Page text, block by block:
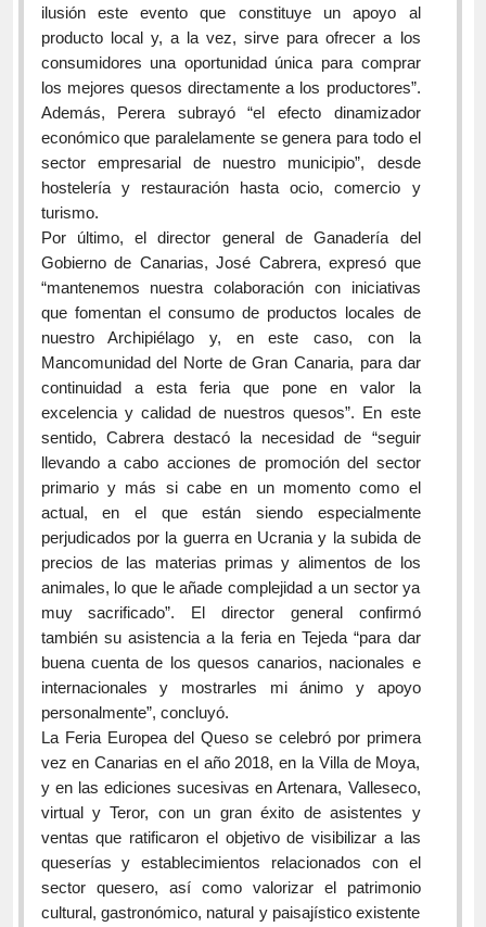
ilusión este evento que constituye un apoyo al
producto local y, a la vez, sirve para ofrecer a los
consumidores una oportunidad única para comprar
los mejores quesos directamente a los productores”.
Además, Perera subrayó “el efecto dinamizador
económico que paralelamente se genera para todo el
sector empresarial de nuestro municipio”, desde
hostelería y restauración hasta ocio, comercio y
turismo.
Por último, el director general de Ganadería del
Gobierno de Canarias, José Cabrera, expresó que
“mantenemos nuestra colaboración con iniciativas
que fomentan el consumo de productos locales de
nuestro Archipiélago y, en este caso, con la
Mancomunidad del Norte de Gran Canaria, para dar
continuidad a esta feria que pone en valor la
excelencia y calidad de nuestros quesos”. En este
sentido, Cabrera destacó la necesidad de “seguir
llevando a cabo acciones de promoción del sector
primario y más si cabe en un momento como el
actual, en el que están siendo especialmente
perjudicados por la guerra en Ucrania y la subida de
precios de las materias primas y alimentos de los
animales, lo que le añade complejidad a un sector ya
muy sacrificado”. El director general confirmó
también su asistencia a la feria en Tejeda “para dar
buena cuenta de los quesos canarios, nacionales e
internacionales y mostrarles mi ánimo y apoyo
personalmente”, concluyó.
La Feria Europea del Queso se celebró por primera
vez en Canarias en el año 2018, en la Villa de Moya,
y en las ediciones sucesivas en Artenara, Valleseco,
virtual y Teror, con un gran éxito de asistentes y
ventas que ratificaron el objetivo de visibilizar a las
queserías y establecimientos relacionados con el
sector quesero, así como valorizar el patrimonio
cultural, gastronómico, natural y paisajístico existente